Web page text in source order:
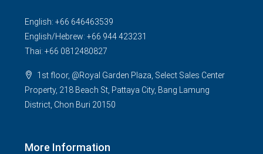
English: +66 646463539
English/Hebrew: +66 944 423231
Thai: +66 0812480827
1st floor, @Royal Garden Plaza, Select Sales Center
Property, 218 Beach St, Pattaya City, Bang Lamung
District, Chon Buri 20150
More Information